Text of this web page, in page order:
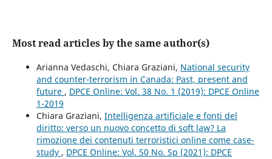
Most read articles by the same author(s)
Arianna Vedaschi, Chiara Graziani, National security
and counter-terrorism in Canada: Past, present and
future , DPCE Online: Vol. 38 No. 1 (2019): DPCE Online
1-2019
Chiara Graziani, Intelligenza artificiale e fonti del
diritto: verso un nuovo concetto di soft law? La
rimozione dei contenuti terroristici online come case-
study , DPCE Online: Vol. 50 No. Sp (2021): DPCE